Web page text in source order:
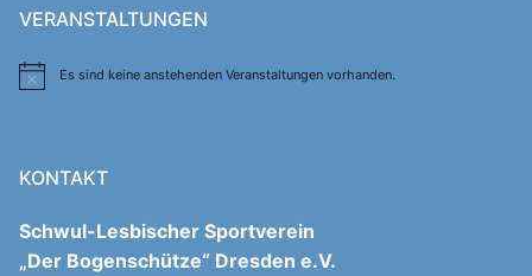
VERANSTALTUNGEN
HinweisEs sind keine anstehenden Veranstaltungen vorhanden.
KONTAKT
Schwul-Lesbischer Sportverein
„Der Bogenschütze“ Dresden e.V.